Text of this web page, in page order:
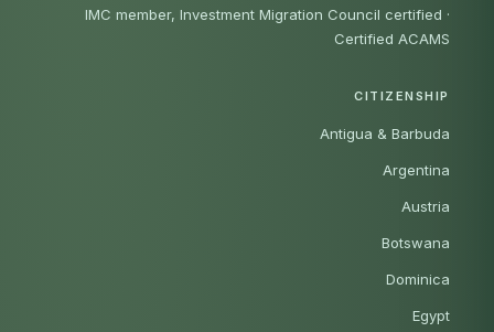
IMC member, Investment Migration Council certified ·
Certified ACAMS
CITIZENSHIP
Antigua & Barbuda
Argentina
Austria
Botswana
Dominica
Egypt